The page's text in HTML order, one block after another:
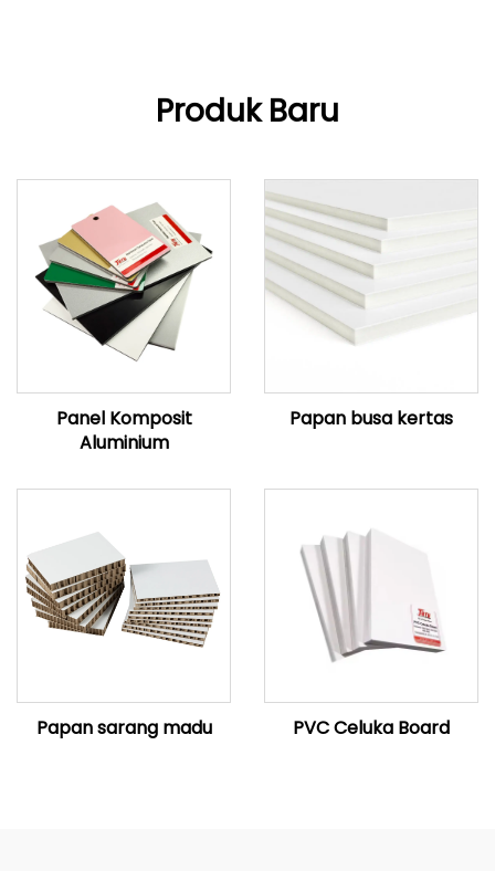
Produk Baru
Panel Komposit
Aluminium
Papan busa kertas
Papan sarang madu PVC Celuka Board